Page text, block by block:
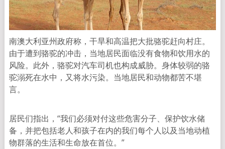
南澳大利亚州政府称，干旱和高温把大批骆驼赶向村庄。
由于遭到骆驼的冲击，当地居民面临没有食物和饮用水的
风险。此外，骆驼对汽车司机也构成威胁。身体较弱的骆
驼溺死在水中，又将水污染。当地居民和动物都苦不堪
言。
居民们指出，“我们必须对付这些危害分子、保护饮水储
备，并把包括老人和孩子在内的我们每个人以及当地动植
物群落的生活和生命放在首位。”